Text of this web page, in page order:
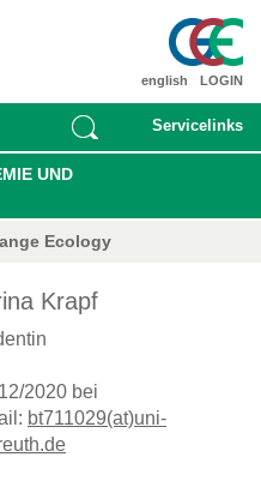
LOGIN
english
Servicelinks
UND
Ecology
Krapf
2020 bei
bt711029(at)uni-